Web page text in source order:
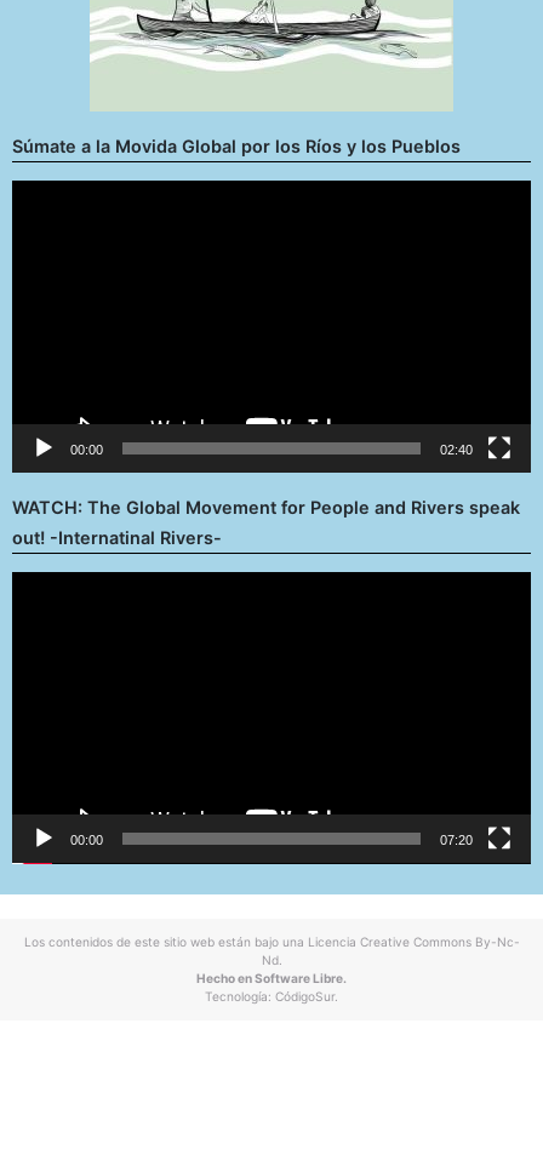
Súmate a la Movida Global por los Ríos y los Pueblos
00:00 02:40
WATCH: The Global Movement for People and Rivers speak
out! -Internatinal Rivers-
00:00 07:20
Los contenidos de este sitio web están bajo una Licencia Creative Commons By-Nc-
Nd.
Hecho en Software Libre.
Tecnología: CódigoSur.